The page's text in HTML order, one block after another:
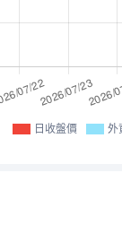
日收盤價 外